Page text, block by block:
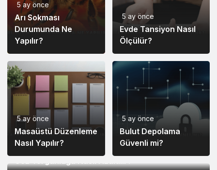
5 ay önce
Arı Sokması
Durumunda Ne
Yapılır?
5 ay önce
Evde Tansiyon Nasıl
Ölçülür?
5 ay önce
Masaüstü Düzenleme
Nasıl Yapılır?
5 ay önce
Bulut Depolama
Güvenli mi?
5 ay önce
Günlük Su İçme
5 ay önce